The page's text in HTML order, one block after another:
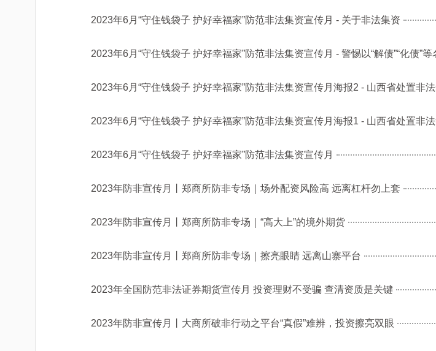
2023年6月“守住钱袋子 护好幸福家”防范非法集资宣传月 - 关于非法集资
2023年6月“守住钱袋子 护好幸福家”防范非法集资宣传月
2023年防非宣传月丨郑商所防非专场｜场外配资风险高 远离杠杆勿上套
2023年防非宣传月丨郑商所防非专场｜“高大上”的境外期货
2023年防非宣传月丨郑商所防非专场｜擦亮眼睛 远离山寨平台
2023年全国防范非法证券期货宣传月 投资理财不受骗 查清资质是关键
2023年防非宣传月丨大商所破非行动之平台“真假”难辨，投资擦亮双眼